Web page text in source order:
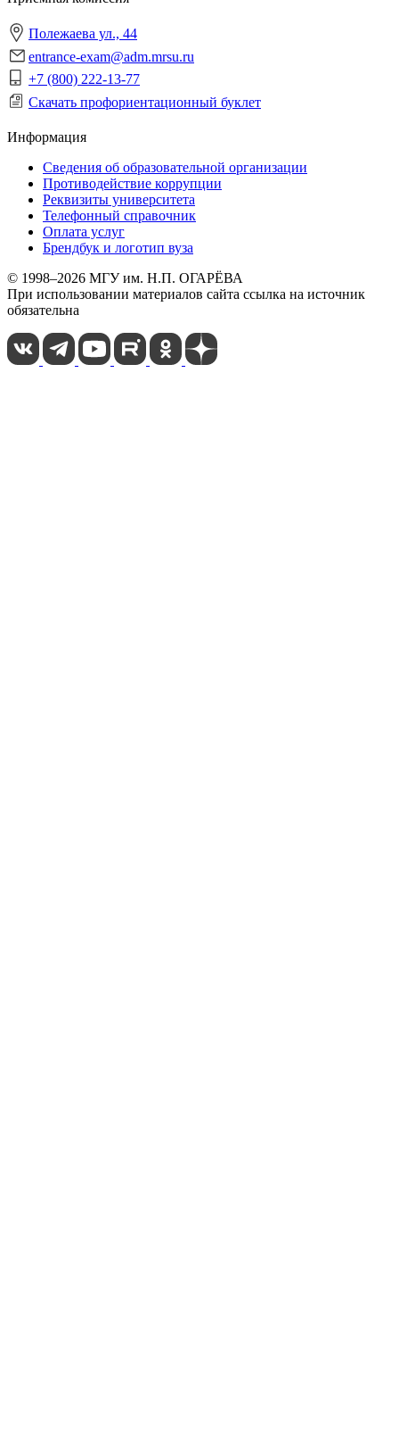
Полежаева ул., 44
entrance-exam@adm.mrsu.ru
+7 (800) 222-13-77
Скачать профориентационный буклет
Информация
Сведения об образовательной организации
Противодействие коррупции
Реквизиты университета
Телефонный справочник
Оплата услуг
Брендбук и логотип вуза
© 1998–2026 МГУ им. Н.П. ОГАРЁВА
При использовании материалов сайта ссылка на источник
обязательна